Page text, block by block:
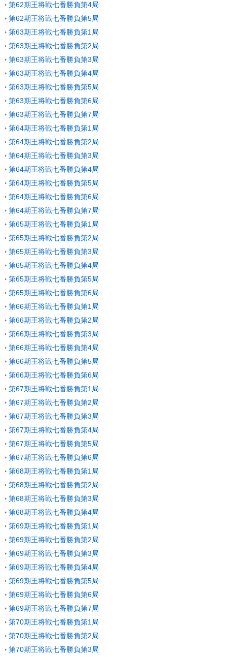
第62期王将戦七番勝負第4局
第62期王将戦七番勝負第5局
第63期王将戦七番勝負第1局
第63期王将戦七番勝負第2局
第63期王将戦七番勝負第3局
第63期王将戦七番勝負第4局
第63期王将戦七番勝負第5局
第63期王将戦七番勝負第6局
第63期王将戦七番勝負第7局
第64期王将戦七番勝負第1局
第64期王将戦七番勝負第2局
第64期王将戦七番勝負第3局
第64期王将戦七番勝負第4局
第64期王将戦七番勝負第5局
第64期王将戦七番勝負第6局
第64期王将戦七番勝負第7局
第65期王将戦七番勝負第1局
第65期王将戦七番勝負第2局
第65期王将戦七番勝負第3局
第65期王将戦七番勝負第4局
第65期王将戦七番勝負第5局
第65期王将戦七番勝負第6局
第66期王将戦七番勝負第1局
第66期王将戦七番勝負第2局
第66期王将戦七番勝負第3局
第66期王将戦七番勝負第4局
第66期王将戦七番勝負第5局
第66期王将戦七番勝負第6局
第67期王将戦七番勝負第1局
第67期王将戦七番勝負第2局
第67期王将戦七番勝負第3局
第67期王将戦七番勝負第4局
第67期王将戦七番勝負第5局
第67期王将戦七番勝負第6局
第68期王将戦七番勝負第1局
第68期王将戦七番勝負第2局
第68期王将戦七番勝負第3局
第68期王将戦七番勝負第4局
第69期王将戦七番勝負第1局
第69期王将戦七番勝負第2局
第69期王将戦七番勝負第3局
第69期王将戦七番勝負第4局
第69期王将戦七番勝負第5局
第69期王将戦七番勝負第6局
第69期王将戦七番勝負第7局
第70期王将戦七番勝負第1局
第70期王将戦七番勝負第2局
第70期王将戦七番勝負第3局